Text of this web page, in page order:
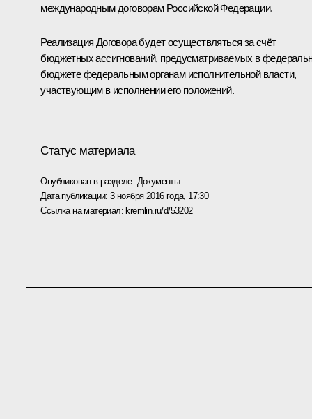
международным договорам Российской Федерации.
Реализация Договора будет осуществляться за счёт
бюджетных ассигнований, предусматриваемых в
бюджете федеральным органам исполнительной власти,
участвующим в исполнении его положений.
Статус материала
Опубликован в разделе: Документы
Дата публикации:3 ноября 2016 года, 17:30
Ссылка на материал: kremlin.ru/d/53202